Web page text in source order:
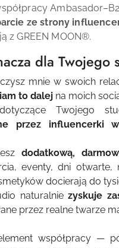
ze strony
zGREEN MOON®.
dla Twojego
mnie w swoich
to dalej na moich
Twojego
przez influencerki
dodatkową,
eventy, dni otwarte,
docierają do
naturalnie zyskuje
przez realne twarze
współpracy —